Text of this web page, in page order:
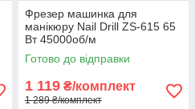
Фрезер машинка для
манікюру Nail Drill ZS-615 65
Вт 45000об/м
PROFESSIONAL Drill pro zs
615 манікюрний фрейзер SH
Готово до відправки
1 119 ₴/комплект
1 289 ₴/комплект